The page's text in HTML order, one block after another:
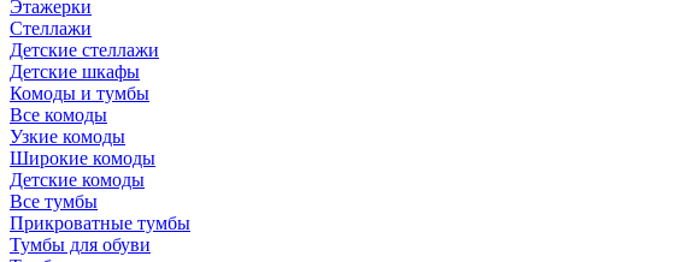
Этажерки
Стеллажи
Детские стеллажи
Детские шкафы
Комоды и тумбы
Все комоды
Узкие комоды
Широкие комоды
Детские комоды
Все тумбы
Прикроватные тумбы
Тумбы для обуви